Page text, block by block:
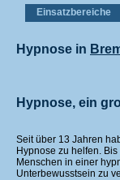
Einsatzbereiche
Hypnose in
Hypnose, ein
Seit über 13 Jahren
Hypnose zu helfen.
Menschen in einer
Unterbewusstsein zu